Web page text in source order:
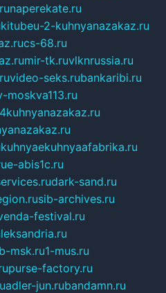
naperekate.ru
kitubeu-2-kuhnyanazakaz.ru
cs-68.ru
mir-tk.ruvlknrussia.ru
video-seks.rubankaribi.ru
kuhnyaekuhnyaafabrika.ru
e-abis1c.ru
dark-sand.ru
sib-archives.ru
festival.ru
msk.ru1-mus.ru
purse-factory.ru
adler-jun.rubandamn.ru